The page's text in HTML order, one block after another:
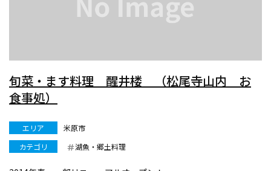
旬菜・ます料理 醒井楼 （松尾寺山内 お
食事処）
エリア
米原市
カテゴリ
湖魚・郷土料理